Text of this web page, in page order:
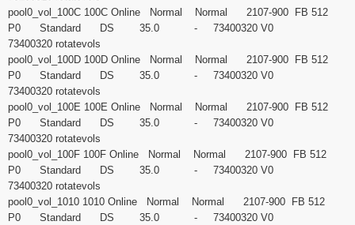
pool0_vol_100C 100C Online Normal Normal 2107-900 FB 512
P0 Standard DS 35.0 - 73400320 V0
73400320 rotatevols
pool0_vol_100D 100D Online Normal Normal 2107-900 FB 512
P0 Standard DS 35.0 - 73400320 V0
73400320 rotatevols
pool0_vol_100E 100E Online Normal Normal 2107-900 FB 512
P0 Standard DS 35.0 - 73400320 V0
73400320 rotatevols
pool0_vol_100F 100F Online Normal Normal 2107-900 FB 512
P0 Standard DS 35.0 - 73400320 V0
73400320 rotatevols
pool0_vol_1010 1010 Online Normal Normal 2107-900 FB 512
P0 Standard DS 35.0 - 73400320 V0